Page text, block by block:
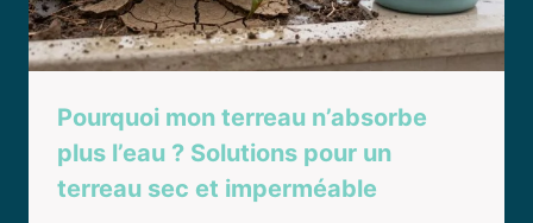
Pourquoi mon terreau n’absorbe
plus l’eau ? Solutions pour un
terreau sec et imperméable